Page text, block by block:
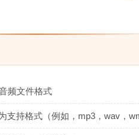
频文件格式
支持格式（例如，mp3，wav，